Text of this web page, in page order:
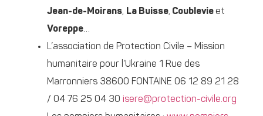
Jean-de-Moirans, La Buisse, Coublevieet
Voreppe…
L’association de Protection Civile – Mission
humanitaire pour l’Ukraine 1 Rue des
Marronniers 38600 FONTAINE 06 12 89 21 28
/ 04 76 25 04 30 isere@protection-civile.org